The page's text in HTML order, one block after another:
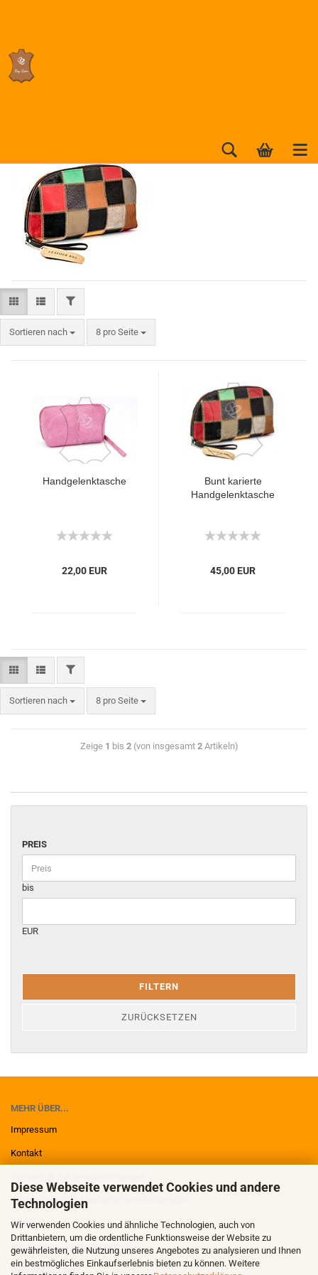
Diese Webseite verwendet Cookies und andere
Technologien
Wir verwenden Cookies und ähnliche Technologien, auch von
Drittanbietern, um die ordentliche Funktionsweise der Website zu
gewährleisten, die Nutzung unseres Angebotes zu analysieren und Ihnen
ein bestmögliches Einkaufserlebnis bieten zu können. Weitere
Sortieren nach 8 pro Seite
Handgelenktasche
22,00 EUR
Bunt karierte
Handgelenktasche
45,00 EUR
Sortieren nach 8 pro Seite
Zeige 1 bis 2(von insgesamt 2Artikeln)
PREIS
bis
EUR
FILTERN
ZURÜCKSETZEN
MEHR ÜBER...
Impressum
Kontakt
Widerrufsrecht & Muster-Widerrufsformular
AGB
Privatsphäre und Datenschutz
Callback Service